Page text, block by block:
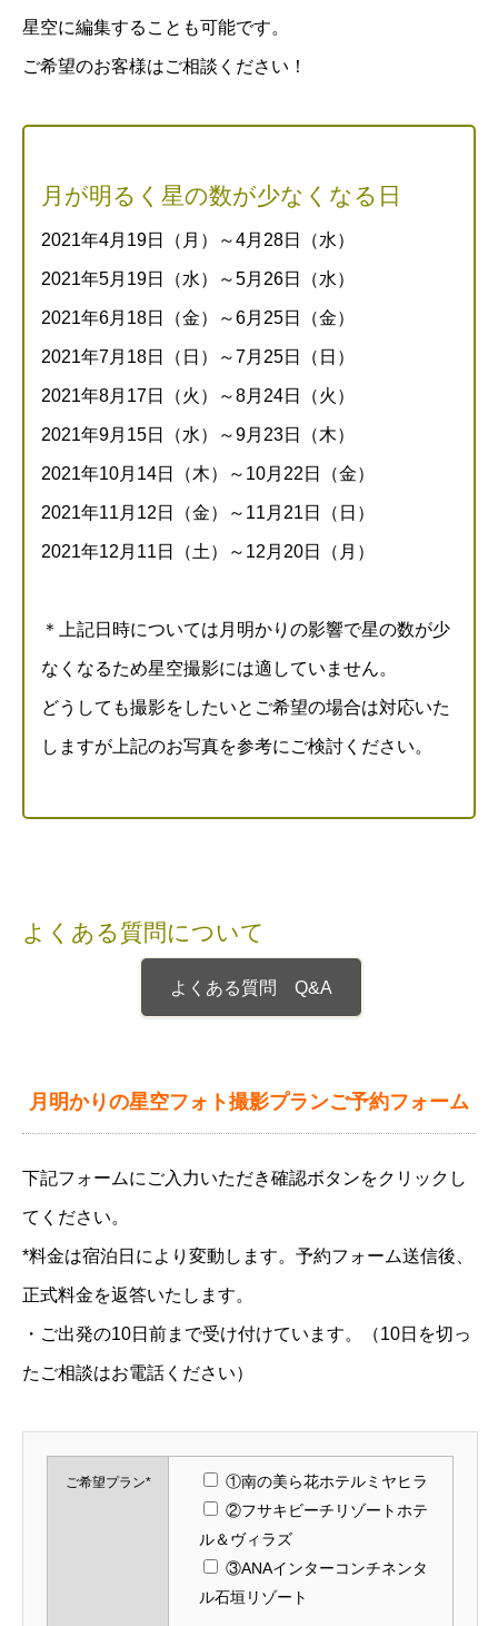
星空に編集することも可能です。
ご希望のお客様はご相談ください！
月が明るく星の数が少なくなる日
2021年4月19日（月）～4月28日（水）
2021年5月19日（水）～5月26日（水）
2021年6月18日（金）～6月25日（金）
2021年7月18日（日）～7月25日（日）
2021年8月17日（火）～8月24日（火）
2021年9月15日（水）～9月23日（木）
2021年10月14日（木）～10月22日（金）
2021年11月12日（金）～11月21日（日）
2021年12月11日（土）～12月20日（月）
＊上記日時については月明かりの影響で星の数が少
なくなるため星空撮影には適していません。
どうしても撮影をしたいとご希望の場合は対応いた
しますが上記のお写真を参考にご検討ください。
よくある質問について
よくある質問 Q&A
月明かりの星空フォト撮影プランご予約フォーム
下記フォームにご入力いただき確認ボタンをクリックし
てください。
*料金は宿泊日により変動します。予約フォーム送信後、
正式料金を返答いたします。
・ご出発の10日前まで受け付けています。（10日を切っ
たご相談はお電話ください）
ご希望プラン*
①南の美ら花ホテルミヤヒラ
②フサキビーチリゾートホテ
ル＆ヴィラズ
③ANAインターコンチネンタ
ル石垣リゾート